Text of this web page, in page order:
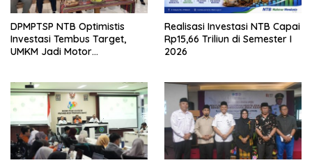
DPMPTSP NTB Optimistis
Investasi Tembus Target,
UMKM Jadi Motor
Realisasi Investasi NTB Capai
Rp15,66 Triliun di Semester I
2026